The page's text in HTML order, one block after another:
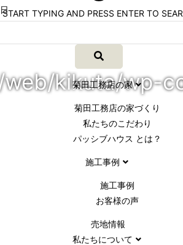
START TYPING AND PRESS ENTER TO
菊田工務店の家
菊田工務店の家づくり​
私たちのこだわり
パッシブハウス とは？
施工事例
施⼯事例
お客様の声
売地情報
私たちについて
kikuta/wp-